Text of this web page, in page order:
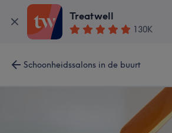
Treatwell
130K
Schoonheidssalons in de buurt